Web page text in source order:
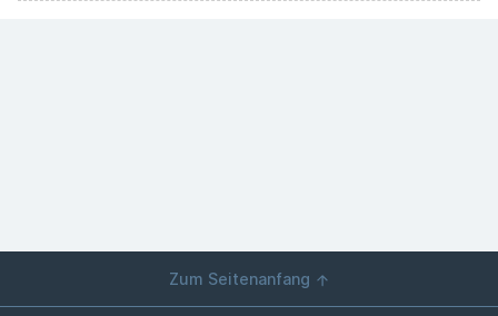
Zum Seitenanfang